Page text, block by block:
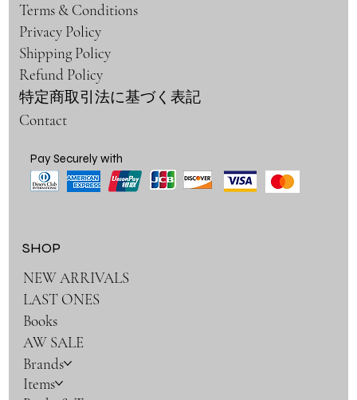
Terms & Conditions
Privacy Policy
Shipping Policy
Refund Policy
特定商取引法に基づく表記
Contact
SHOP
NEW ARRIVALS
LAST ONES
Books
AW SALE
Brands
Items
Pay Securely with